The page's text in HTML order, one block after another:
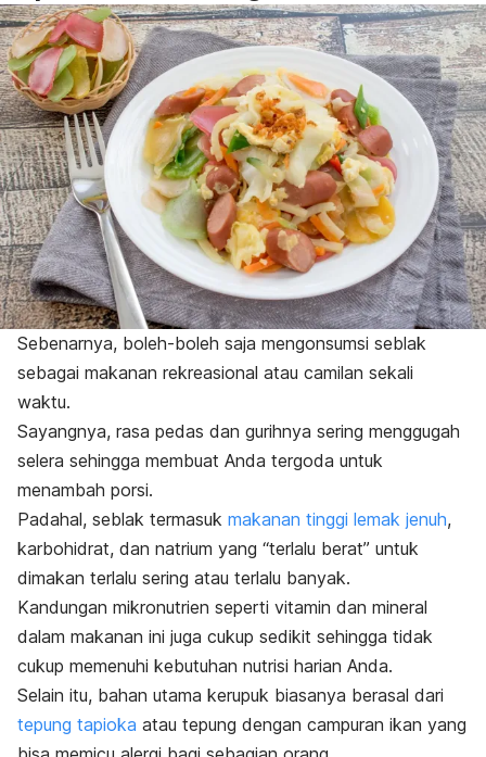
Sebenarnya, boleh-boleh saja mengonsumsi seblak
sebagai makanan rekreasional atau camilan sekali
waktu.
Sayangnya, rasa pedas dan gurihnya sering menggugah
selera sehingga membuat Anda tergoda untuk
menambah porsi.
Padahal, seblak termasuk makanan tinggi lemak jenuh,
karbohidrat, dan natrium yang “terlalu berat” untuk
dimakan terlalu sering atau terlalu banyak.
Kandungan mikronutrien seperti vitamin dan mineral
dalam makanan ini juga cukup sedikit sehingga tidak
cukup memenuhi kebutuhan nutrisi harian Anda.
Selain itu, bahan utama kerupuk biasanya berasal dari
tepung tapioka atau tepung dengan campuran ikan yang